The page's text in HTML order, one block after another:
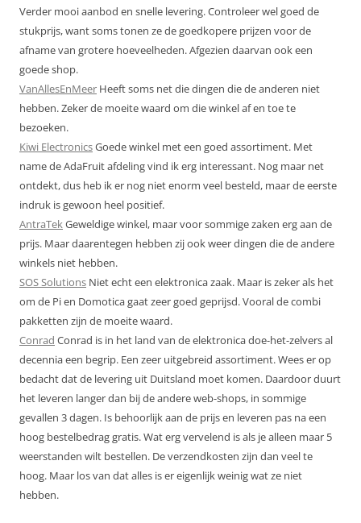
Verder mooi aanbod en snelle levering. Controleer wel goed de
stukprijs, want soms tonen ze de goedkopere prijzen voor de
afname van grotere hoeveelheden. Afgezien daarvan ook een
goede shop.
VanAllesEnMeer Heeft soms net die dingen die de anderen niet
hebben. Zeker de moeite waard om die winkel af en toe te
bezoeken.
Kiwi ElectronicsGoede winkel met een goed assortiment. Met
name de AdaFruit afdeling vind ik erg interessant. Nog maar net
ontdekt, dus heb ik er nog niet enorm veel besteld, maar de eerste
indruk is gewoon heel positief.
AntraTekGeweldige winkel, maar voor sommige zaken erg aan de
prijs. Maar daarentegen hebben zij ook weer dingen die de andere
winkels niet hebben.
SOS Solutions Niet echt een elektronica zaak. Maar is zeker als het
om de Pi en Domotica gaat zeer goed geprijsd. Vooral de combi
pakketten zijn de moeite waard.
Conrad Conrad is in het land van de elektronica doe-het-zelvers al
decennia een begrip. Een zeer uitgebreid assortiment. Wees er op
bedacht dat de levering uit Duitsland moet komen. Daardoor duurt
het leveren langer dan bij de andere web-shops, in sommige
gevallen 3 dagen. Is behoorlijk aan de prijs en leveren pas na een
hoog bestelbedrag gratis. Wat erg vervelend is als je alleen maar 5
weerstanden wilt bestellen. De verzendkosten zijn dan veel te
hoog. Maar los van dat alles is er eigenlijk weinig wat ze niet
hebben.